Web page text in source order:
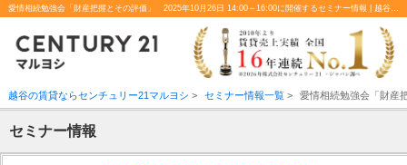
愛情相続勉強会「財産把握とその評価」 2025年10月26日 14:00～16:00に開催するセミナー情報 | 越谷、北越谷の不動産のことならセンチュリー21マルヨシ
越谷の賃貸ならセンチュリー21マルヨシ > セミナー情報一覧> 愛情相続勉強会「財産
セミナー情報